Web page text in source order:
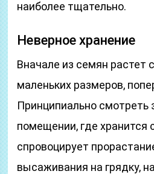
наиболее тщательно.
Неверное хранение
Вначале из семян растет
маленьких размеров,
Принципиально смотреть
помещении, где хранится
спровоцирует
высаживания на грядку,